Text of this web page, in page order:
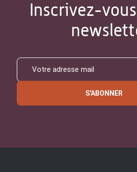
Inscrivez-
S'ABONNER